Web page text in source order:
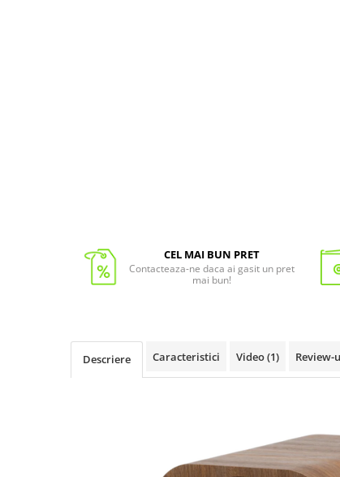
CEL MAI BUN PRET
Contacteaza-ne daca ai gasit un pret
mai bun!
Descriere Caracteristici Video(1) Review-